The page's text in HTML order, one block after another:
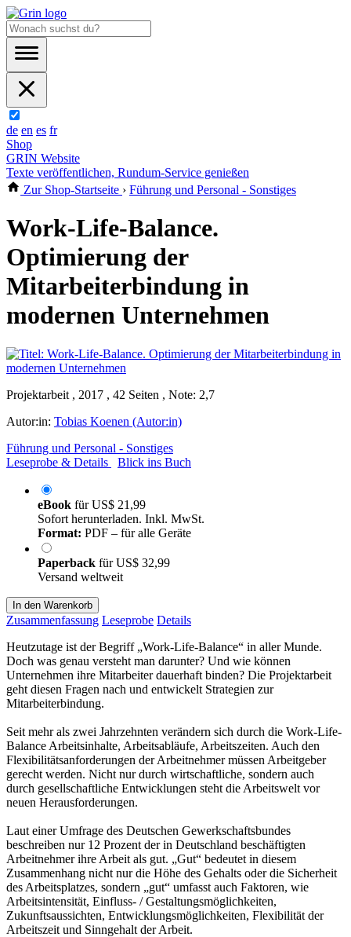
de en es fr
Shop
GRIN Website
Texte veröffentlichen, Rundum-Service genießen
Zur Shop-Startseite › Führung und Personal - Sonstiges
Work-Life-Balance.
Optimierung der
Mitarbeiterbindung in
modernen Unternehmen
Projektarbeit , 2017 , 42 Seiten , Note: 2,7
Autor:in: Tobias Koenen (Autor:in)
Führung und Personal - Sonstiges
Leseprobe & Details
Blick ins Buch
eBook fürUS$ 21,99
Sofort herunterladen. Inkl. MwSt.
Format: PDF – für alle Geräte
Paperback fürUS$ 32,99
Versand weltweit
In den Warenkorb
Zusammenfassung Leseprobe Details
Heutzutage ist der Begriff „Work-Life-Balance“ in aller Munde.
Doch was genau versteht man darunter? Und wie können
Unternehmen ihre Mitarbeiter dauerhaft binden? Die Projektarbeit
geht diesen Fragen nach und entwickelt Strategien zur
Mitarbeiterbindung.
Seit mehr als zwei Jahrzehnten verändern sich durch die Work-Life-
Balance Arbeitsinhalte, Arbeitsabläufe, Arbeitszeiten. Auch den
Flexibilitätsanforderungen der Arbeitnehmer müssen Arbeitgeber
gerecht werden. Nicht nur durch wirtschaftliche, sondern auch
durch gesellschaftliche Entwicklungen steht die Arbeitswelt vor
neuen Herausforderungen.
Laut einer Umfrage des Deutschen Gewerkschaftsbundes
beschreiben nur 12 Prozent der in Deutschland beschäftigten
Arbeitnehmer ihre Arbeit als gut. „Gut“ bedeutet in diesem
Zusammenhang nicht nur die Höhe des Gehalts oder die Sicherheit
des Arbeitsplatzes, sondern „gut“ umfasst auch Faktoren, wie
Arbeitsintensität, Einfluss- / Gestaltungsmöglichkeiten,
Zukunftsaussichten, Entwicklungsmöglichkeiten, Flexibilität der
Arbeitszeit und Sinngehalt der Arbeit.